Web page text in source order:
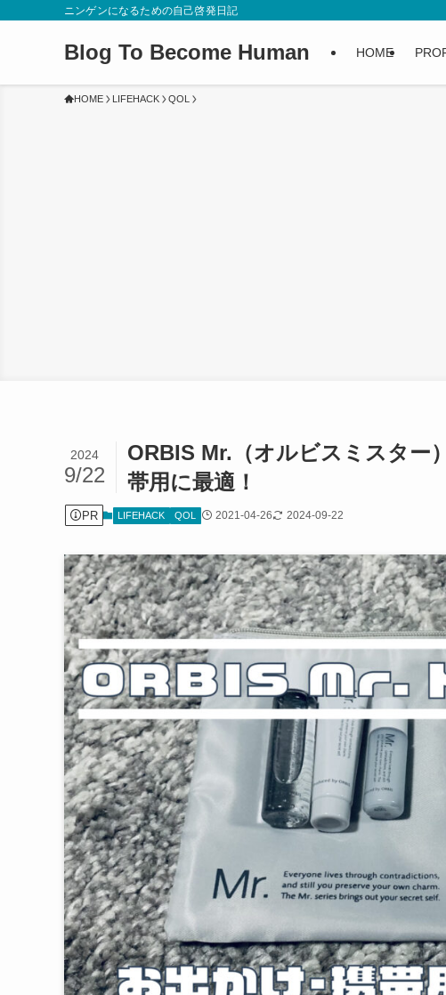
ニンゲンになるための自己啓発日記
Blog To Become Human HOME
HOME LIFEHACK QOL
ORBIS Mr.（オルビスミスター
帯用に最適！
2024
9/22
PR LIFEHACK QOL 2021-04-26 2024-09-22